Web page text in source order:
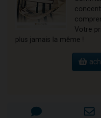
Votre
plus jamais la même !